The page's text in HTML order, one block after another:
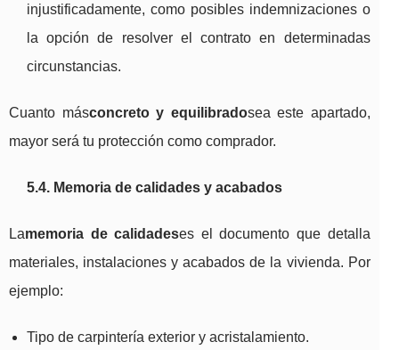
injustificadamente, como posibles indemnizaciones o
la opción de resolver el contrato en determinadas
circunstancias.
Cuanto másconcreto y equilibradosea este apartado,
mayor será tu protección como comprador.
5.4. Memoria de calidades y acabados
Lamemoria de calidadeses el documento que detalla
materiales, instalaciones y acabados de la vivienda. Por
ejemplo:
Tipo de carpintería exterior y acristalamiento.